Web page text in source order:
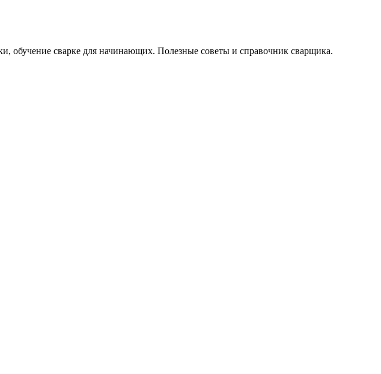
обучение сварке для начинающих. Полезные советы и справочник сварщика.